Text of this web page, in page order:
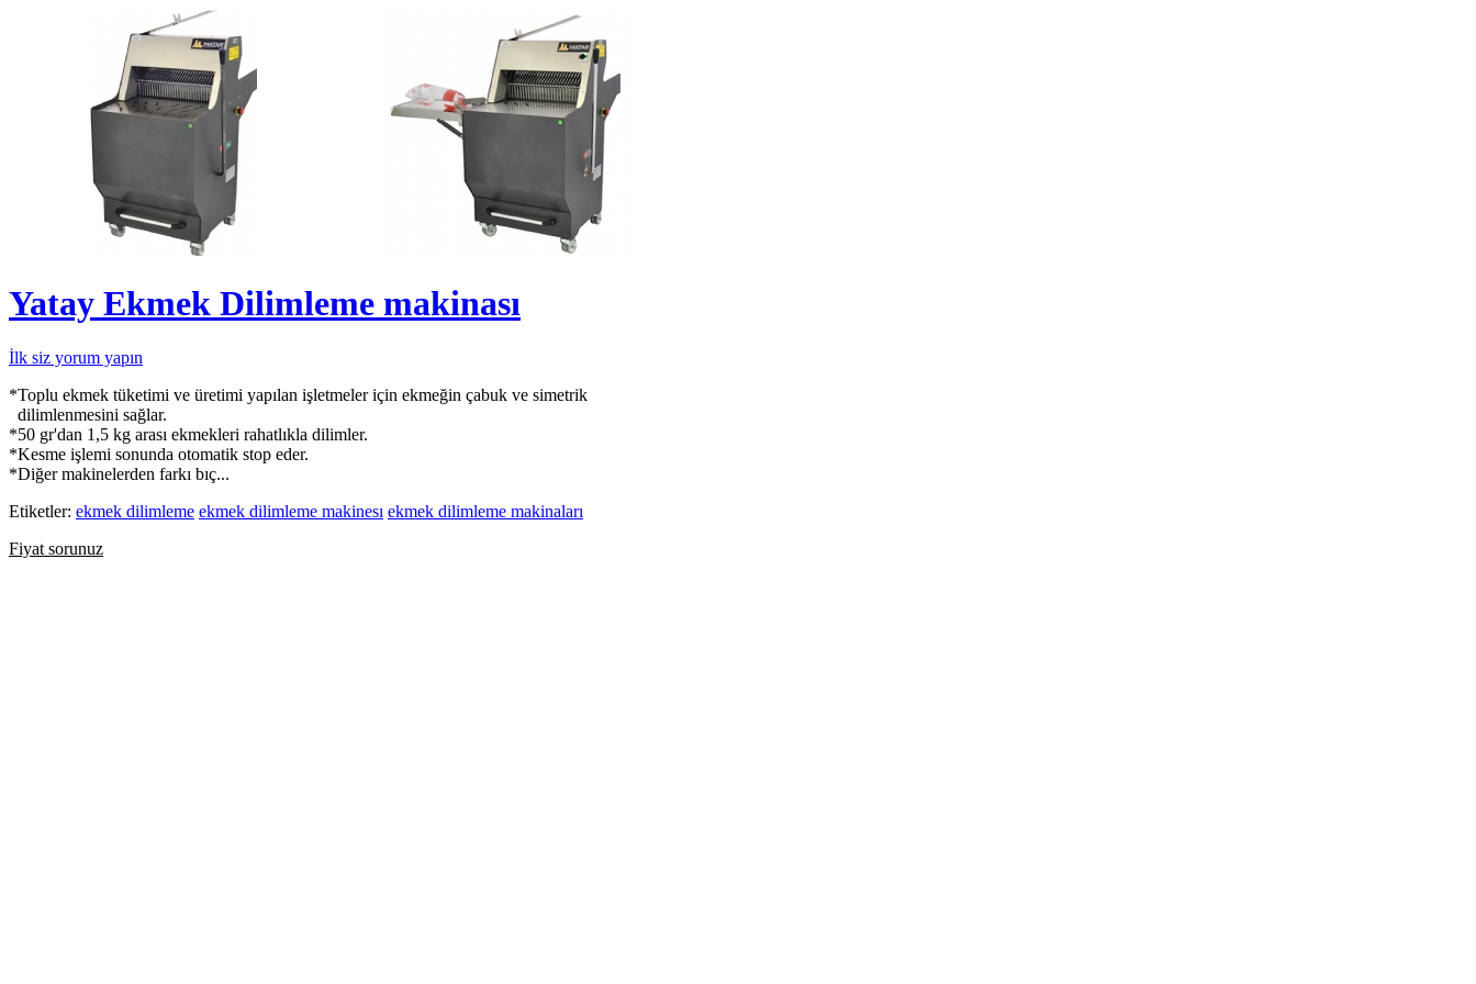
Yatay Ekmek Dilimleme makinası
İlk siz yorum yapın
*Toplu ekmek tüketimi ve üretimi yapılan işletmeler için ekmeğin çabuk ve simetrik
dilimlenmesini sağlar.
*50 gr'dan 1,5 kg arası ekmekleri rahatlıkla dilimler.
*Kesme işlemi sonunda otomatik stop eder.
*Diğer makinelerden farkı bıç...
Etiketler: ekmek dilimleme ekmek dilimleme makinesı ekmek dilimleme makinaları
Fiyat sorunuz